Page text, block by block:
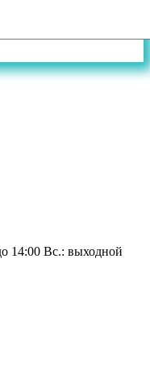
14:00 Вс.: выходной